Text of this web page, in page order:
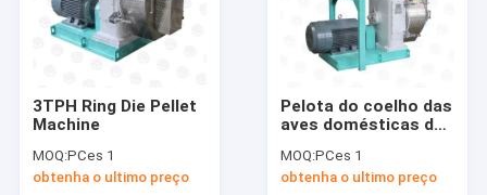
3TPH Ring Die Pellet
Machine
MOQ:PCes 1
obtenha o ultimo preço
Pelota do coelho das
aves domésticas de
Pellet Machine
SZLH420 que faz a
MOQ:PCes 1
obtenha o ultimo preço